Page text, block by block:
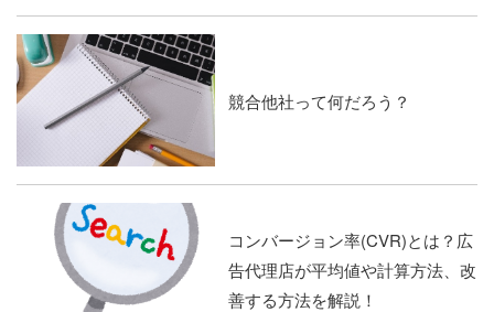
競合他社って何だろう？
コンバージョン率(CVR)とは？広
告代理店が平均値や計算方法、改
善する方法を解説！